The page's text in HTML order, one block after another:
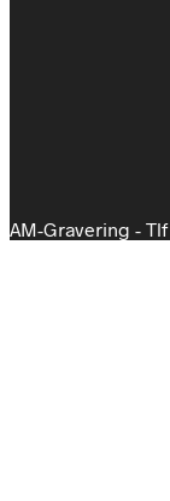
AM-Gravering -